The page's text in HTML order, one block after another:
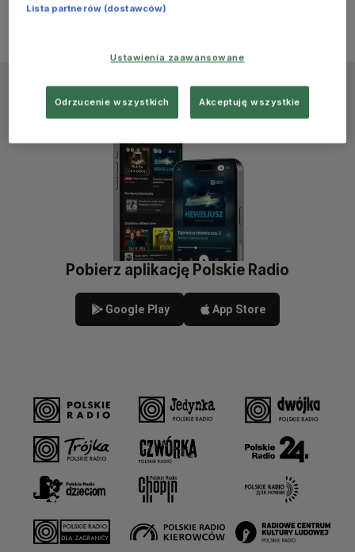
Pobierz aplikację Polskie Radio
Google Play App Store
Lista partnerów (dostawców)
Ustawienia zaawansowane
Odrzucenie wszystkich Akceptuję wszystkie